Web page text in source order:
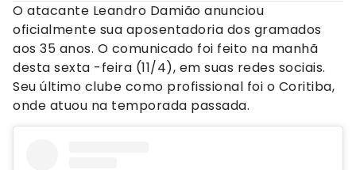
O atacante Leandro Damião anunciou
oficialmente sua aposentadoria dos gramados
aos 35 anos. O comunicado foi feito na manhã
desta sexta -feira (11/4), em suas redes sociais.
Seu último clube como profissional foi o Coritiba,
onde atuou na temporada passada.